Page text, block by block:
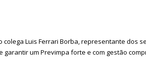
colega Luis Ferrari Borba, representante dos
garantir um Previmpa forte e com gestão